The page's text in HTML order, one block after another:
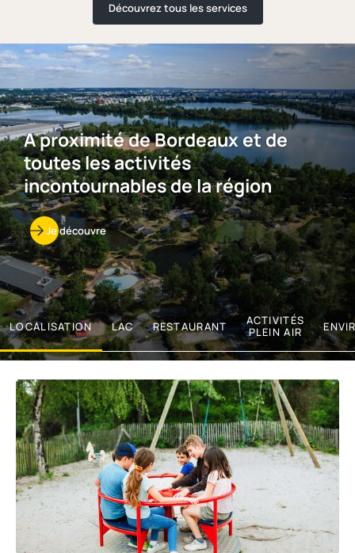
Découvrez tous les services
LOCALISATION LAC RESTAURANT
ACTIVITÉS
PLEIN AIR
A proximité de Bordeaux et de
toutes les activités
incontournables de la région
Je découvre